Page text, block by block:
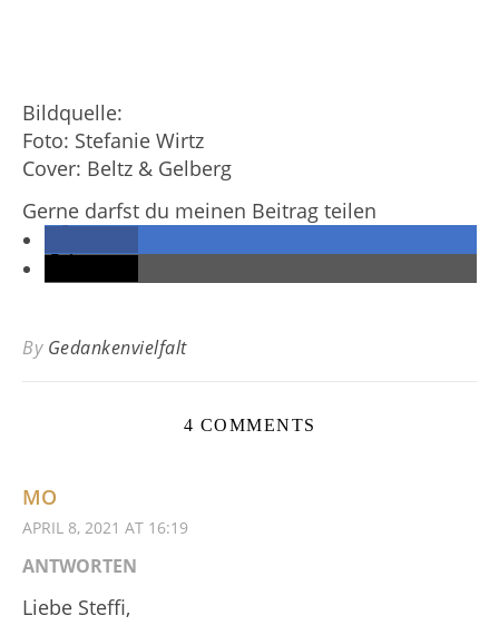
Bildquelle:
Foto: Stefanie Wirtz
Cover: Beltz & Gelberg
Gerne darfst du meinen Beitrag teilen
By Gedankenvielfalt
4 COMMENTS
MO
APRIL 8, 2021 AT 16:19
ANTWORTEN
Liebe Steffi,